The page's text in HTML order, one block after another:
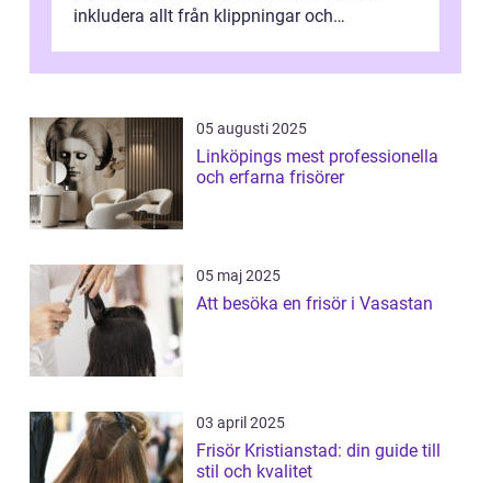
inkludera allt från klippningar och
05 augusti 2025
Linköpings mest professionella
och erfarna frisörer
05 maj 2025
Att besöka en frisör i Vasastan
03 april 2025
Frisör Kristianstad: din guide till
stil och kvalitet